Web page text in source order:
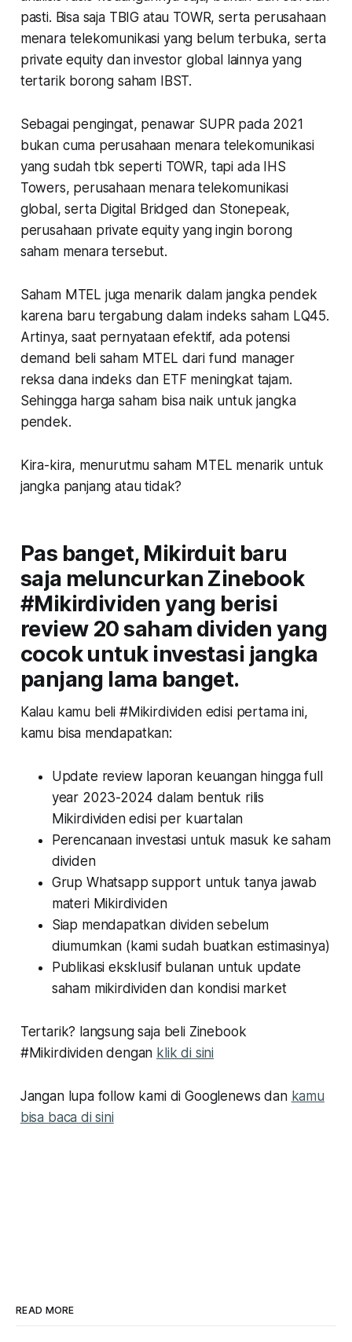
pasti. Bisa saja TBIG atau TOWR, serta perusahaan
menara telekomunikasi yang belum terbuka, serta
private equity dan investor global lainnya yang
tertarik borong saham IBST.
Sebagai pengingat, penawar SUPR pada 2021
bukan cuma perusahaan menara telekomunikasi
yang sudah tbk seperti TOWR, tapi ada IHS
Towers, perusahaan menara telekomunikasi
global, serta Digital Bridged dan Stonepeak,
perusahaan private equity yang ingin borong
saham menara tersebut.
Saham MTEL juga menarik dalam jangka pendek
karena baru tergabung dalam indeks saham LQ45.
Artinya, saat pernyataan efektif, ada potensi
demand beli saham MTEL dari fund manager
reksa dana indeks dan ETF meningkat tajam.
Sehingga harga saham bisa naik untuk jangka
pendek.
Kira-kira, menurutmu saham MTEL menarik untuk
jangka panjang atau tidak?
Pas banget, Mikirduit baru
saja meluncurkan Zinebook
#Mikirdividen yang berisi
review 20 saham dividen yang
cocok untuk investasi jangka
panjang lama banget.
Kalau kamu beli #Mikirdividen edisi pertama ini,
kamu bisa mendapatkan:
Update review laporan keuangan hingga full
year 2023-2024 dalam bentuk rilis
Mikirdividen edisi per kuartalan
Perencanaan investasi untuk masuk ke saham
dividen
Grup Whatsapp support untuk tanya jawab
materi Mikirdividen
Siap mendapatkan dividen sebelum
diumumkan (kami sudah buatkan estimasinya)
Publikasi eksklusif bulanan untuk update
saham mikirdividen dan kondisi market
Tertarik? langsung saja beli Zinebook
#Mikirdividen dengan klik di sini
Jangan lupa follow kami di Googlenews dan kamu
bisa baca di sini
READ MORE